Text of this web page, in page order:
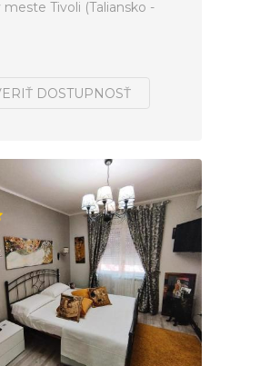
meste Tivoli (Taliansko -
DOSTUPNOSŤ